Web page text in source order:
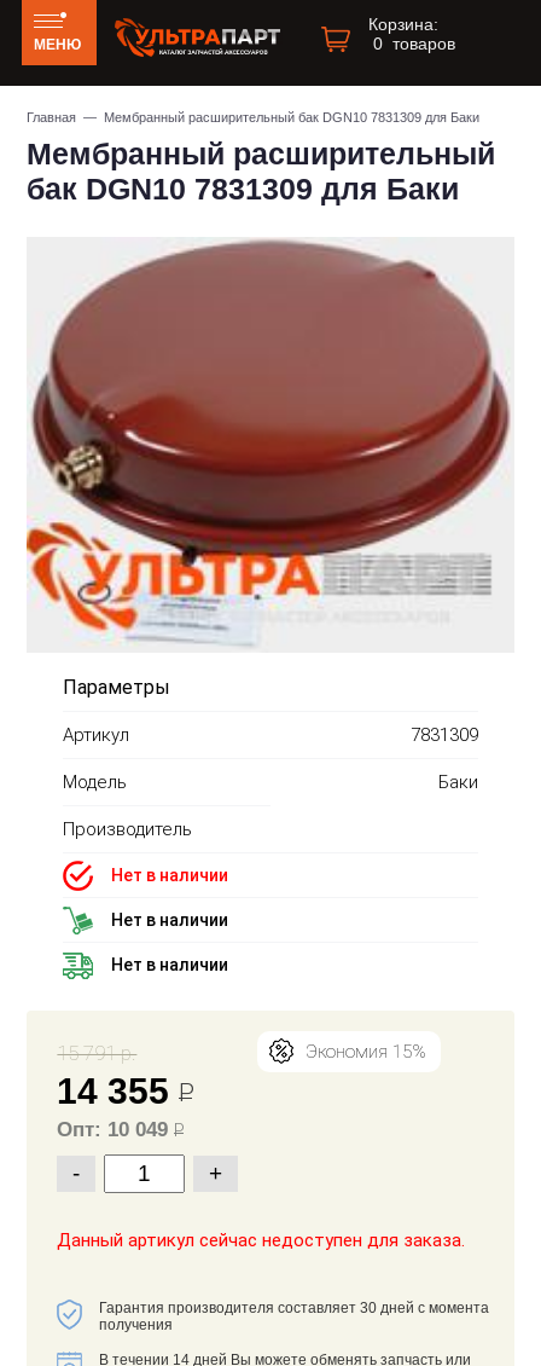
МЕНЮ
Корзина:
0 товаров
Главная — Мембранный расширительный бак DGN10 7831309 для Баки
Мембранный расширительный
бак DGN10 7831309 для Баки
Параметры
Артикул 7831309
Модель Баки
Производитель
Нет в наличии
Нет в наличии
Нет в наличии
15 791 р. Экономия 15%
14 355Р
Опт: 10 049Р
- +
Данный артикул сейчас недоступен для заказа.
Гарантия производителя составляет 30 дней с момента
получения
В течении 14 дней Вы можете обменять запчасть или